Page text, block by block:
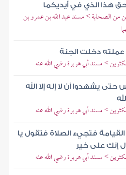
حق هذا الذي في أيديكما
من الصحابة > مسند عبد الله بن عمرو بن
عملته دخلت الجنة
> مسند أبي هريرة رضي الله عنه
حتى يشهدوا أن لا إله إلا الله
> مسند أبي هريرة رضي الله عنه
فتجيء الصلاة فتقول يا
إنك على خير
> مسند أبي هريرة رضي الله عنه